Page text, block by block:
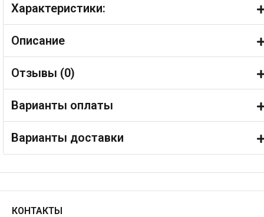
Характеристики:
Описание
Отзывы (0)
Варианты оплаты
Варианты доставки
КОНТАКТЫ